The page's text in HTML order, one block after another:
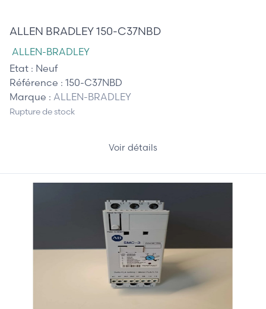
ALLEN BRADLEY 150-C37NBD
ALLEN-BRADLEY
Etat : Neuf
Référence : 150-C37NBD
Marque : ALLEN-BRADLEY
Rupture de stock
Voir détails